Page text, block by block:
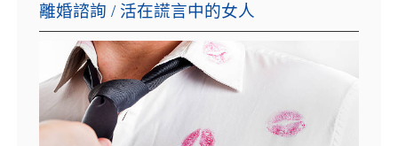
離婚諮詢 / 活在謊言中的女人